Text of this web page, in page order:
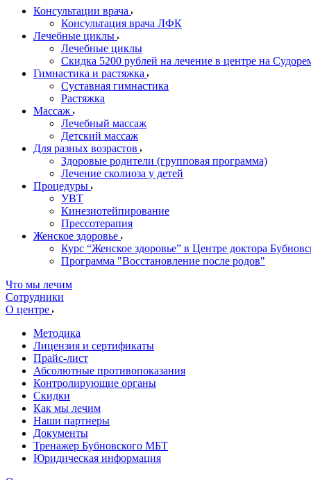
Консультации врача
Консультация врача ЛФК
Лечебные циклы
Лечебные циклы
Скидка 5200 рублей на лечение в центре на
Гимнастика и растяжка
Суставная гимнастика
Растяжка
Массаж
Лечебный массаж
Детский массаж
Для разных возрастов
Здоровые родители (групповая программа)
Лечение сколиоза у детей
Процедуры
УВТ
Кинезиотейпирование
Прессотерапия
Женское здоровье
Курс “Женское здоровье” в Центре доктора
Программа "Восстановление после родов"
Что мы лечим
Сотрудники
О центре
Методика
Лицензия и сертификаты
Прайс-лист
Абсолютные противопоказания
Контролирующие органы
Скидки
Как мы лечим
Наши партнеры
Документы
Тренажер Бубновского МБТ
Юридическая информация